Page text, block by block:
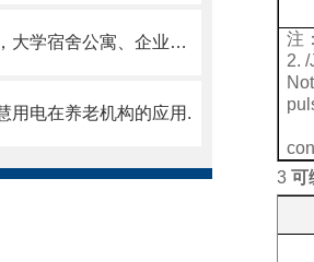
宿舍用电管理，大学宿舍公寓、企业职工宿舍预付费管理系统
用电在养老机构的应用.
注
2. /
3 可